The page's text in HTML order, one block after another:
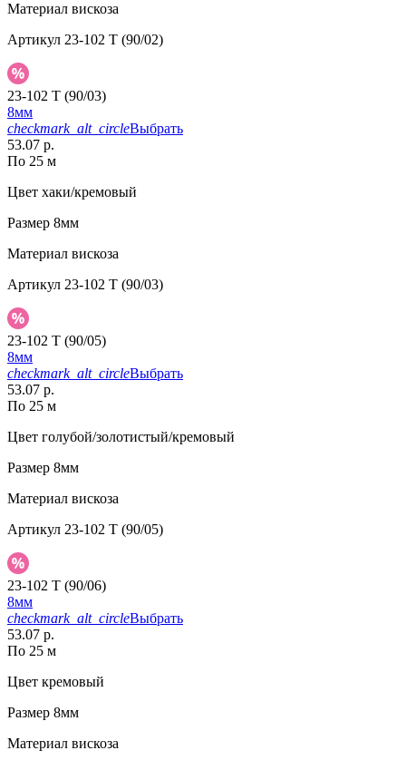
Материал вискоза
Артикул 23-102 T (90/02)
23-102 T (90/03)
8мм
checkmark_alt_circleВыбрать
53.07 р.
По 25 м
Цвет хаки/кремовый
Размер 8мм
Материал вискоза
Артикул 23-102 T (90/03)
23-102 T (90/05)
8мм
checkmark_alt_circleВыбрать
53.07 р.
По 25 м
Цвет голубой/золотистый/кремовый
Размер 8мм
Материал вискоза
Артикул 23-102 T (90/05)
23-102 T (90/06)
8мм
checkmark_alt_circleВыбрать
53.07 р.
По 25 м
Цвет кремовый
Размер 8мм
Материал вискоза